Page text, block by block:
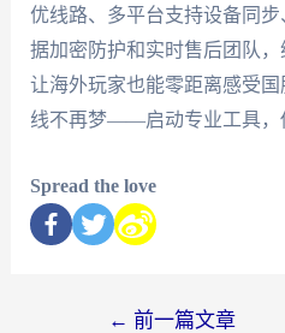
优线路、多平台支持设备同
据加密防护和实时售后团队，
让海外玩家也能零距离感受
线不再梦——启动专业工具，
Spread the love
← 前一篇文章